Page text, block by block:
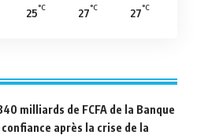
25°C 27°C 27°C
milliards de FCFA de la Banque
après la crise de la